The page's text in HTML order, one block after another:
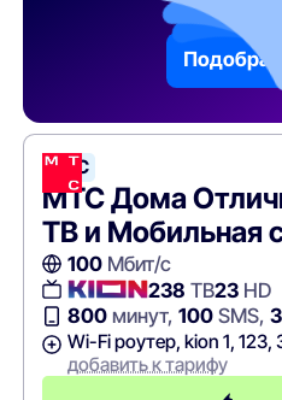
МТС
МТС Дома
ТВ и Мобильная
100Мбит/с
238 ТВ23HD
800минут, 100SMS,
Wi-Fi роутер, kion 1,
добавить к тарифу